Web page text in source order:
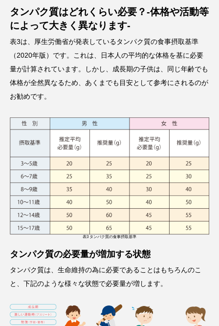
タンパク質はどれくらい必要？-体格や活動等
によって大きく異なります-
表3は、厚生労働省が発表しているタンパク質の食事摂取基準
（2020年版）です。これは、日本人の平均的な体格を基に必要
量が計算されています。しかし、成長期の子供は、同じ年齢でも
体格が全然異なるため、あくまでも目安として参考にされるのが
お勧めです。
表3 タンパク質の食事摂取基準
タンパク質の必要量が増加する状態
タンパク質は、生命維持の為に必要であることはもちろんのこ
と、下記のような様々な状態で必要量が増します。